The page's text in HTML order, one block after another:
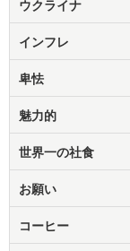
ウクライナ
インフレ
卑怯
魅力的
世界一の社食
お願い
コーヒー